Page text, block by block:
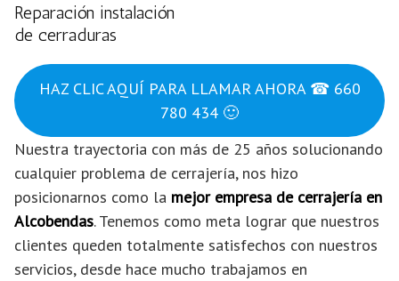
Reparación instalación
de cerraduras
HAZ CLIC AQUÍ PARA LLAMAR AHORA ☎ 660
780 434 🙂
Nuestra trayectoria con más de 25 años solucionando
cualquier problema de cerrajería, nos hizo
posicionarnos como la mejor empresa de cerrajería en
Alcobendas. Tenemos como meta lograr que nuestros
clientes queden totalmente satisfechos con nuestros
servicios, desde hace mucho trabajamos en